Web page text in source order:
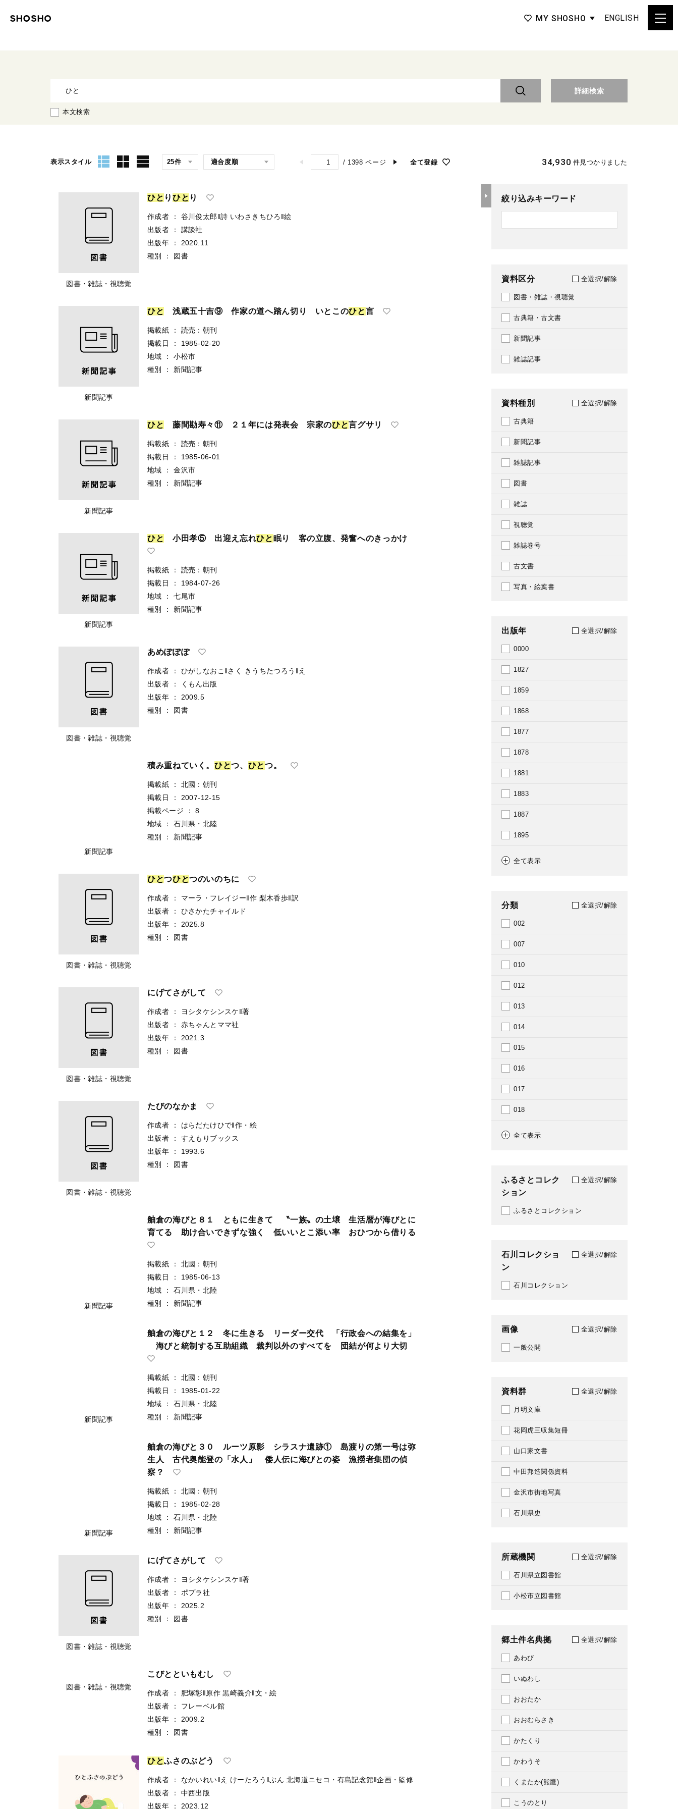
MY SHOSHO ENGLISH
詳細検索
本文検索
表示スタイル / 1398 ページ 全て登録 34,930 件見つかりました
図書・雑誌・視聴覚
ひと り ひと り
作成者 ： 谷川俊太郎‖詩 いわさきちひろ‖絵
出版者
：
講談社
出版年
：
2020.11
種別
： 図書
新聞記事
ひと 浅蔵五十吉⑨ 作家の道へ踏ん切り いとこのひと言
掲載紙 ：
読売：朝刊
掲載日
：
1985-02-20
地域
：
小松市
種別
： 新聞記事
新聞記事
ひと 藤間勘寿々⑪ ２１年には発表会 宗家のひと言グサリ
掲載紙 ：
読売：朝刊
掲載日
：
1985-06-01
地域
：
金沢市
種別
： 新聞記事
新聞記事
ひと 小田孝⑤ 出迎え忘れひと眠り 客の立腹、発奮へのきっかけ
掲載紙 ：
読売：朝刊
掲載日
：
1984-07-26
地域
：
七尾市
種別
： 新聞記事
図書・雑誌・視聴覚
あめぽぽぽ
作成者 ： ひがしなおこ‖さく
きうちたつろう‖え
出版者
：
くもん出版
出版年
：
2009.5
種別
： 図書
新聞記事
積み重ねていく。ひとつ、 ひとつ。
掲載紙 ：
北國：朝刊
掲載日
：
2007-12-15
掲載ページ
：
8
地域
：
石川県・北陸
種別
： 新聞記事
図書・雑誌・視聴覚
ひとつひとつのいのちに
作成者 ： マーラ・フレイジー‖作 梨木香歩‖訳
出版者
：
ひさかたチャイルド
出版年
：
2025.8
種別
： 図書
図書・雑誌・視聴覚
にげてさがして
作成者 ：
ヨシタケシンスケ‖著
出版者
：
赤ちゃんとママ社
出版年
：
2021.3
種別
： 図書
図書・雑誌・視聴覚
たびのなかま
作成者 ：
はらだたけひで‖作・絵
出版者
：
すえもりブックス
出版年
：
1993.6
種別
： 図書
新聞記事
舳倉の海びと８１ ともに生きて 〝一族〟の土壌 生活暦が海びとに
育てる 助け合いできずな強く 低いいとこ添い率 おひつから借りる
掲載紙 ：
北國：朝刊
掲載日
：
1985-06-13
地域
：
石川県・北陸
種別
： 新聞記事
新聞記事
舳倉の海びと１２ 冬に生きる リーダー交代 「行政会への結集を」
海びと統制する互助組織 裁判以外のすべてを 団結が何より大切
掲載紙 ：
北國：朝刊
掲載日
：
1985-01-22
地域
：
石川県・北陸
種別
： 新聞記事
新聞記事
舳倉の海びと３０ ルーツ原影 シラスナ遺跡① 島渡りの第一号は弥
生人 古代奥能登の「水人」 倭人伝に海びとの姿 漁撈者集団の偵
察？
掲載紙 ：
北國：朝刊
掲載日
：
1985-02-28
地域
：
石川県・北陸
種別
： 新聞記事
図書・雑誌・視聴覚
にげてさがして
作成者 ：
ヨシタケシンスケ‖著
出版者
：
ポプラ社
出版年
：
2025.2
種別
： 図書
図書・雑誌・視聴覚
こびとといもむし
作成者 ： 肥塚彰‖原作 黒崎義介‖文・絵
出版者
：
フレーベル館
出版年
：
2009.2
種別
： 図書
ひ と ふさのぶどう
作成者 ： なかいれい‖え
絞り込みキーワード
資料区分 全選択/解除
図書・雑誌・視聴覚
古典籍・古文書
新聞記事
雑誌記事
資料種別 全選択/解除
古典籍
新聞記事
雑誌記事
図書
雑誌
視聴覚
雑誌巻号
古文書
写真・絵葉書
出版年 全選択/解除
0000
1827
1859
1868
1877
1878
1881
1883
1887
1895
1897
1922
1924
1926
1929
1930
1932
1933
1934
1935
1936
1937
1938
1941
1942
1943
1945
1946
1947
1948
1949
1950
1951
1952
全て表示
分類 全選択/解除
002
007
010
012
013
014
015
016
017
018
019
022
023
025
全て表示
ふるさとコレク
ション
全選択/解除
ふるさとコレクション
石川コレクショ
ン
全選択/解除
石川コレクション
画像 全選択/解除
一般公開
資料群 全選択/解除
月明文庫
花岡虎三収集短冊
山口家文書
中田邦造関係資料
金沢市街地写真
石川県史
所蔵機関 全選択/解除
石川県立図書館
小松市立図書館
郷土件名典拠 全選択/解除
あわび
いぬわし
おおたか
おおむらさき
かたくり
かわうそ
くまたか(熊鷹)
こうのとり